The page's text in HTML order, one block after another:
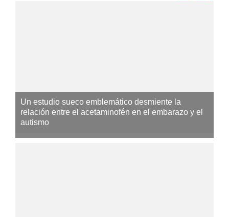
Un estudio sueco emblemático desmiente la
relación entre el acetaminofén en el embarazo y el
autismo